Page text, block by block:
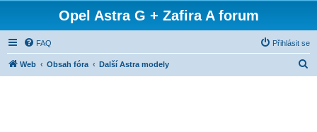
Opel Astra G + Zafira A forum
FAQ Přihlásit se
Web Obsah fóra Další Astra modely